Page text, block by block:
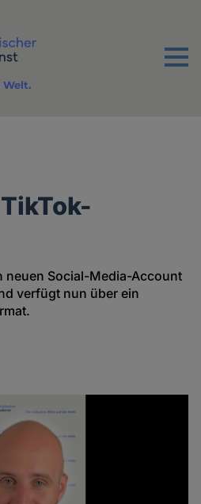
Menu
Welt.
neuen Social-Media-Account
verfügt nun über ein